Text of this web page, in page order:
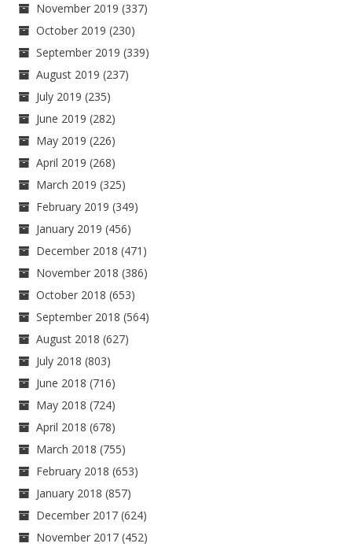
November 2019 (337)
October 2019 (230)
September 2019 (339)
August 2019 (237)
July 2019 (235)
June 2019 (282)
May 2019 (226)
April 2019 (268)
March 2019 (325)
February 2019 (349)
January 2019 (456)
December 2018 (471)
November 2018 (386)
October 2018 (653)
September 2018 (564)
August 2018 (627)
July 2018 (803)
June 2018 (716)
May 2018 (724)
April 2018 (678)
March 2018 (755)
February 2018 (653)
January 2018 (857)
December 2017 (624)
November 2017 (452)